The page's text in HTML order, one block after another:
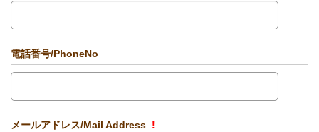
電話番号/PhoneNo
メールアドレス/Mail Address !